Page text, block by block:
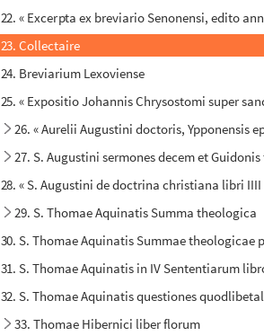
22. « Excerpta ex breviario Senonensi, edito
23. Collectaire
24. Breviarium Lexoviense
25. « Expositio Johannis Chrysostomi super
26. « Aurelii Augustini doctoris, Ypponensis
27. S. Augustini sermones decem et
28. « S. Augustini de doctrina christiana libri IIII
29. S. Thomae Aquinatis Summa theologica
30. S. Thomae Aquinatis Summae theologicae
31. S. Thomae Aquinatis in IV Sententiarum
32. S. Thomae Aquinatis questiones
33. Thomae Hibernici liber florum